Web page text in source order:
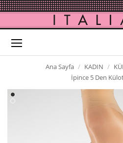
Ana Sayfa KADIN
İpince 5 Den